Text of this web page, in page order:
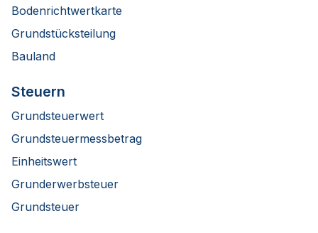
Bodenrichtwertkarte
Grundstücksteilung
Bauland
Steuern
Grundsteuerwert
Grundsteuermessbetrag
Einheitswert
Grunderwerbsteuer
Grundsteuer